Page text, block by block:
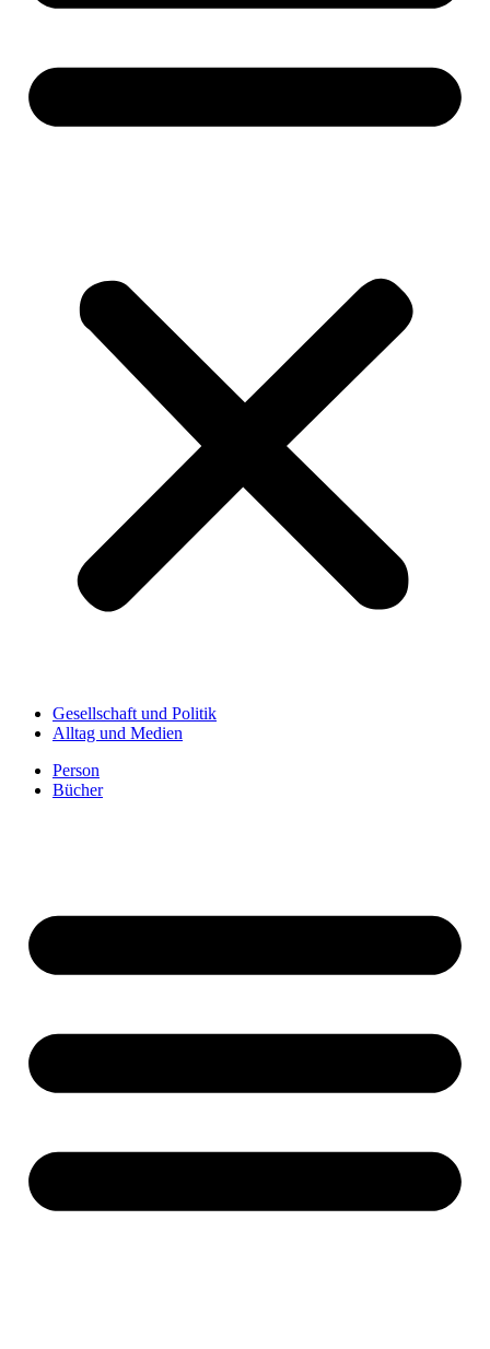
Gesellschaft und Politik
Alltag und Medien
Person
Bücher